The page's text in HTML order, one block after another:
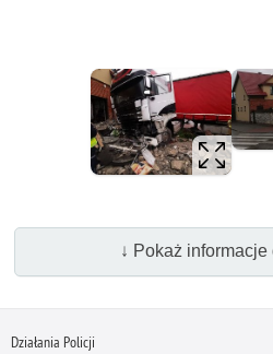
↓ Pokaż informacje
Działania Policji